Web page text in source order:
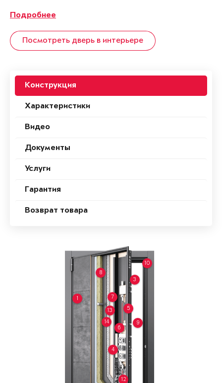
Подробнее
Посмотреть дверь в интерьере
Конструкция
Характеристики
Видео
Документы
Услуги
Гарантия
Возврат товара
1
3
4
5
6
7
8
9
10
12
13
14